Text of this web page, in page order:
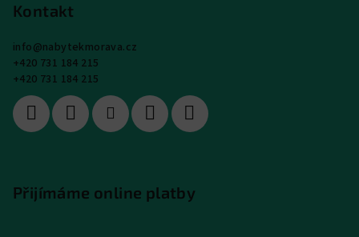
Kontakt
info@nabytekmorava.cz
+420 731 184 215
+420 731 184 215
Přijímáme online platby